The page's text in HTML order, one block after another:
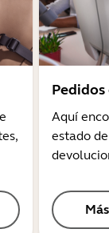
Aquí
estado